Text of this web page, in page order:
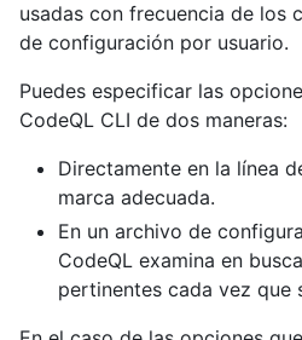
usadas con frecuencia de los
de configuración por usuario.
Puedes especificar las
CodeQL CLI de dos maneras:
Directamente en la línea
marca adecuada.
En un archivo de
CodeQL examina en
pertinentes cada vez que